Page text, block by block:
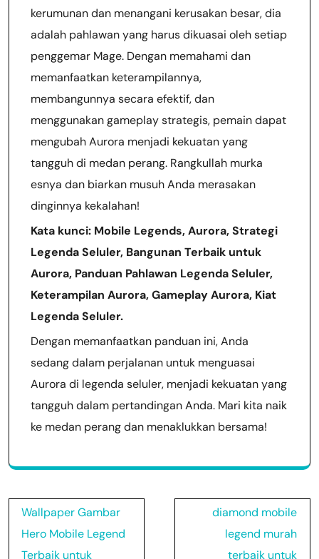
kerumunan dan menangani kerusakan besar, dia
adalah pahlawan yang harus dikuasai oleh setiap
penggemar Mage. Dengan memahami dan
memanfaatkan keterampilannya,
membangunnya secara efektif, dan
menggunakan gameplay strategis, pemain dapat
mengubah Aurora menjadi kekuatan yang
tangguh di medan perang. Rangkullah murka
esnya dan biarkan musuh Anda merasakan
dinginnya kekalahan!
Kata kunci: Mobile Legends, Aurora, Strategi
Legenda Seluler, Bangunan Terbaik untuk
Aurora, Panduan Pahlawan Legenda Seluler,
Keterampilan Aurora, Gameplay Aurora, Kiat
Legenda Seluler.
Dengan memanfaatkan panduan ini, Anda
sedang dalam perjalanan untuk menguasai
Aurora di legenda seluler, menjadi kekuatan yang
tangguh dalam pertandingan Anda. Mari kita naik
ke medan perang dan menaklukkan bersama!
Post
navigation
Wallpaper Gambar
Hero Mobile Legend
Terbaik untuk
diamond mobile
legend murah
terbaik untuk